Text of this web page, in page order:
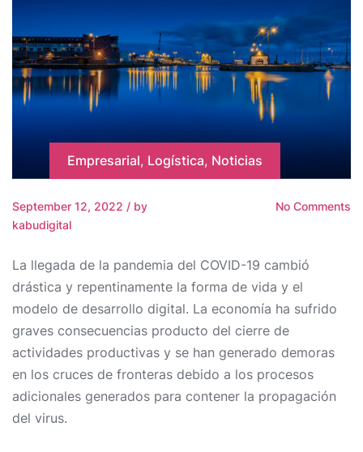
Empresarial, Logística, Noticias
September 12, 2022 / by
kabudigital
No Comments
La llegada de la pandemia del COVID-19 cambió
drástica y repentinamente la forma de vida y el
modelo de desarrollo digital. La economía ha sufrido
graves consecuencias producto del cierre de
actividades productivas y se han generado demoras
en los cruces de fronteras debido a los procesos
adicionales generados para contener la propagación
del virus.